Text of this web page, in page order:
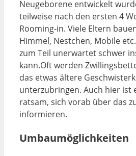
Neugeborene entwickelt
teilweise nach den ersten 4
Rooming-in. Viele Eltern
Himmel, Nestchen, Mobile
zum Teil unerwartet schwer
kann.Oft werden
das etwas ältere
unterzubringen. Auch hier ist
ratsam, sich vorab über das
informieren.
Umbaumöglichkeiten